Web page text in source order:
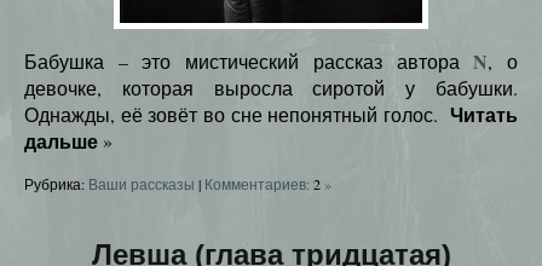
Бабушка – это мистический рассказ автораN, о
девочке, которая выросла сиротой у бабушки.
Однажды, её зовёт во сне непонятный голос. Читать
дальше »
Рубрика: Ваши рассказы | Комментариев: 2»
Левша (глава тридцатая)